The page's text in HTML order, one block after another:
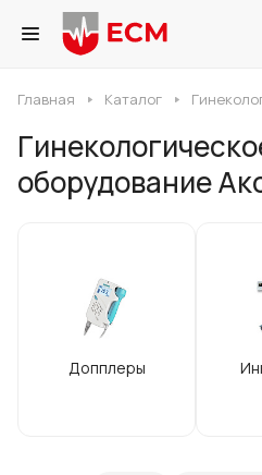
Главная Каталог
оборудование
Допплеры